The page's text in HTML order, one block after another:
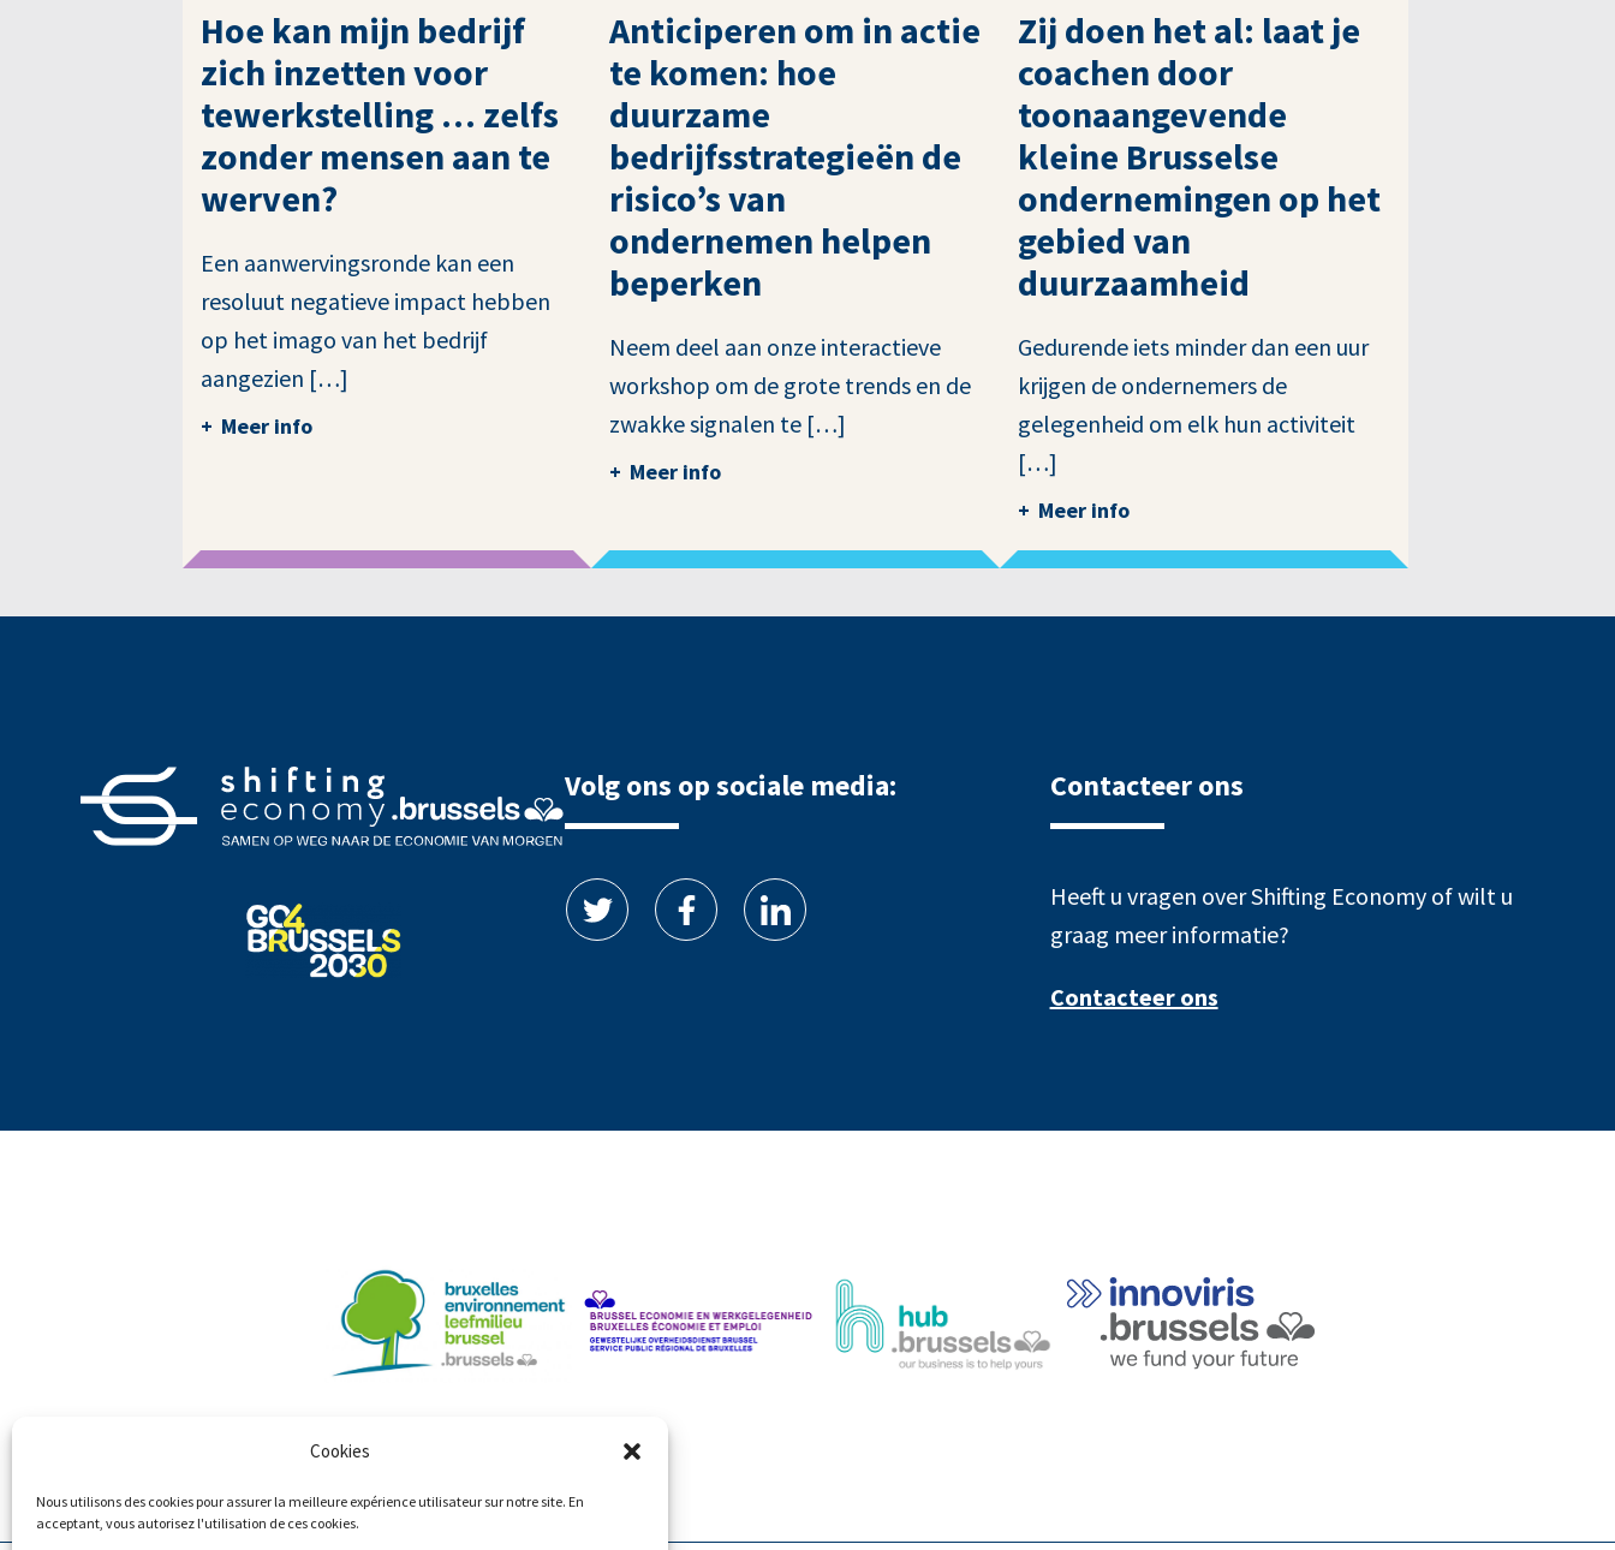
Cookies
Nous utilisons des cookies pour assurer la meilleure expérience utilisateur sur notre site. En
acceptant, vous autorisez l'utilisation de ces cookies.
Hoe kan mijn bedrijf
zich inzetten voor
tewerkstelling … zelfs
zonder mensen aan te
werven?
Een aanwervingsronde kan een
resoluut negatieve impact hebben
op het imago van het bedrijf
aangezien […]
Meer info
Anticiperen om in actie
te komen: hoe
duurzame
bedrijfsstrategieën de
risico’s van
ondernemen helpen
beperken
Neem deel aan onze interactieve
workshop om de grote trends en de
zwakke signalen te […]
Meer info
Zij doen het al: laat je
coachen door
toonaangevende
kleine Brusselse
ondernemingen op het
gebied van
duurzaamheid
Gedurende iets minder dan een uur
krijgen de ondernemers de
gelegenheid om elk hun activiteit
[…]
Meer info
Volg ons op sociale media: Contacteer ons
Heeft u vragen over Shifting Economy of wilt u
graag meer informatie?
Contacteer ons